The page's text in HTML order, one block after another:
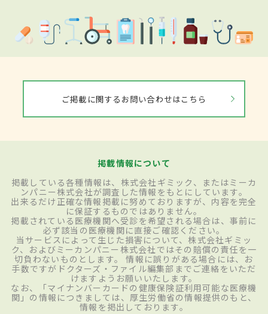
ご掲載に関するお問い合わせはこちら
掲載情報について
掲載している各種情報は、株式会社ギミック、またはミーカ
ンパニー株式会社が調査した情報をもとにしています。
出来るだけ正確な情報掲載に努めておりますが、内容を完全
に保証するものではありません。
掲載されている医療機関へ受診を希望される場合は、事前に
必ず該当の医療機関に直接ご確認ください。
当サービスによって生じた損害について、株式会社ギミッ
ク、およびミーカンパニー株式会社ではその賠償の責任を一
切負わないものとします。 情報に誤りがある場合には、お
手数ですがドクターズ・ファイル編集部までご連絡をいただ
けますようお願いいたします。
なお、「マイナンバーカードの健康保険証利用可能な医療機
関」の情報につきましては、厚生労働省の情報提供のもと、
情報を掲出しております。